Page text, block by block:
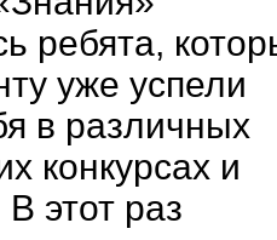
ребята,
уже успели
в различных
конкурсах и
этот раз